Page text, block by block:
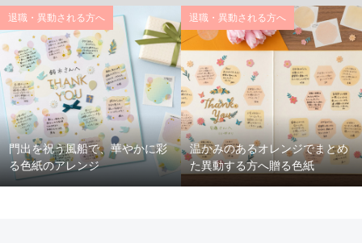
門出を祝う風船で、華やかに彩
る色紙のアレンジ
退職・異動される方へ
温かみのあるオレンジでまとめ
た異動する方へ贈る色紙
退職・異動される方へ